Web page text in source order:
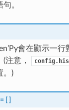
。
會在顯示一
(注意，
。)
= [ ]